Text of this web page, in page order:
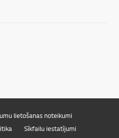
lietošanas noteikumi
Sīkfailu iestatījumi